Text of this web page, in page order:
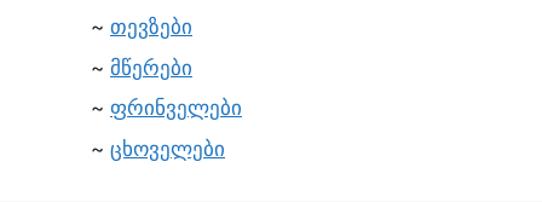
თევზები
მწერები
ფრინველები
ცხოველები